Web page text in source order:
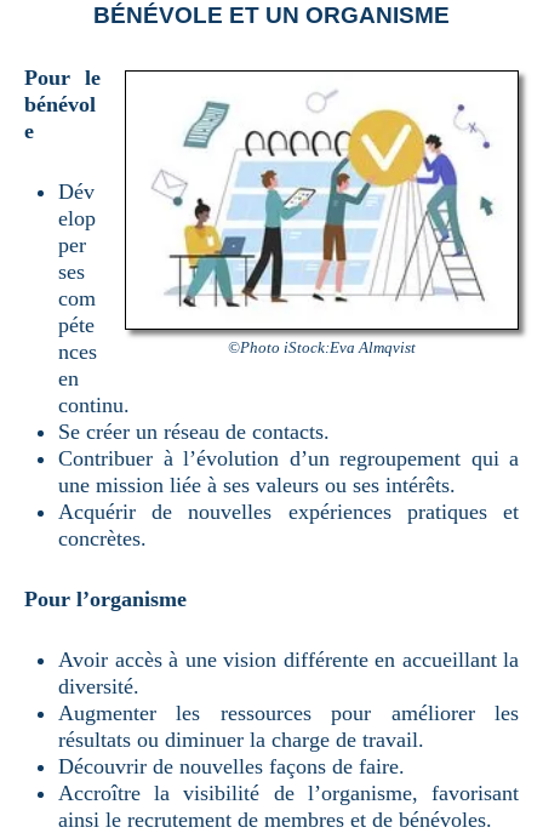
BÉNÉVOLE ET UN ORGANISME
©Photo iStock:Eva Almqvist
Pour le
bénévol
e
Dév
elop
per
ses
com
péte
nces
en
continu.
Se créer un réseau de contacts.
Contribuer à l’évolution d’un regroupement qui a
une mission liée à ses valeurs ou ses intérêts.
Acquérir de nouvelles expériences pratiques et
concrètes.
Pour l’organisme
Avoir accès à une vision différente en accueillant la
diversité.
Augmenter les ressources pour améliorer les
résultats ou diminuer la charge de travail.
Découvrir de nouvelles façons de faire.
Accroître la visibilité de l’organisme, favorisant
ainsi le recrutement de membres et de bénévoles.